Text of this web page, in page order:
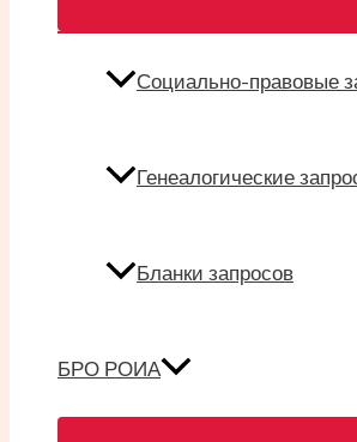
Социально-правовые
Генеалогические
Бланки запросов
БРО РОИА